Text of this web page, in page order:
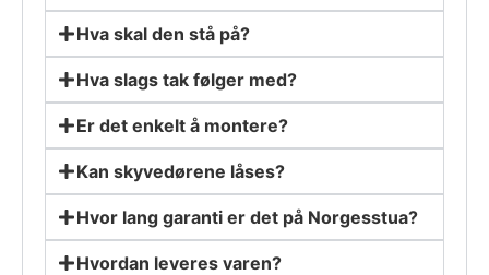
Hva skal den stå på?
Hva slags tak følger med?
Er det enkelt å montere?
Kan skyvedørene låses?
Hvor lang garanti er det på Norgesstua?
Hvordan leveres varen?